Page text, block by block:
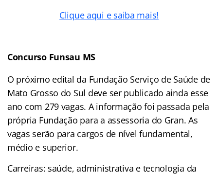
Clique aqui e saiba mais!
Concurso Funsau MS
O próximo edital da Fundação Serviço de Saúde de
Mato Grosso do Sul deve ser publicado ainda esse
ano com 279 vagas. A informação foi passada pela
própria Fundação para a assessoria do Gran. As
vagas serão para cargos de nível fundamental,
médio e superior.
Carreiras: saúde, administrativa e tecnologia da